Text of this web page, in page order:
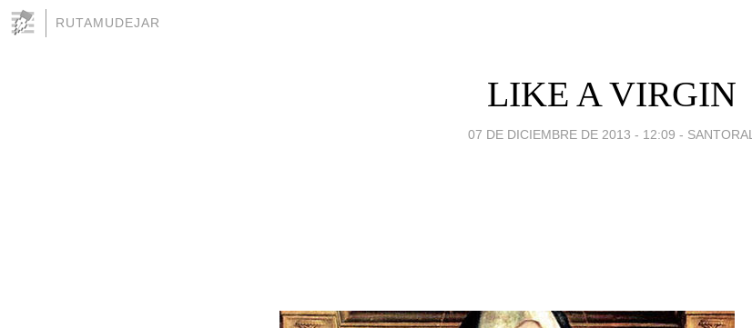
RUTAMUDEJAR
LIKE A VIRGIN
07 DE DICIEMBRE DE 2013 - 12:09 - SANTORAL